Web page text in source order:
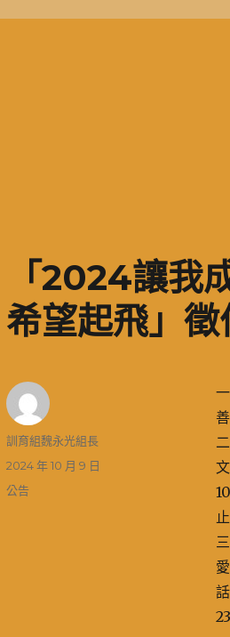
「2024讓我
希望起飛」徵
作
訓育組魏永光組長
發
佈
2024 年 10 月 9 日
分
公告